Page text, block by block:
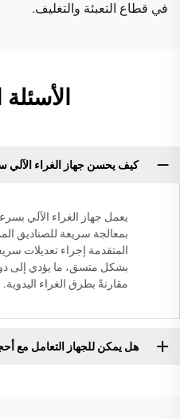
في قطاع التعبئة والتغليف.
كيف يحسن جهاز الغراء الآلي
يعمل جهاز الغراء الآلي
بمعالجة سريعة للصناديق
المتقدمة إجراء تعديلات
بشكل متسق، ما يؤدي إلى
مقارنةً بطرق الغراء اليدوية.
هل يمكن للجهاز التعامل مع